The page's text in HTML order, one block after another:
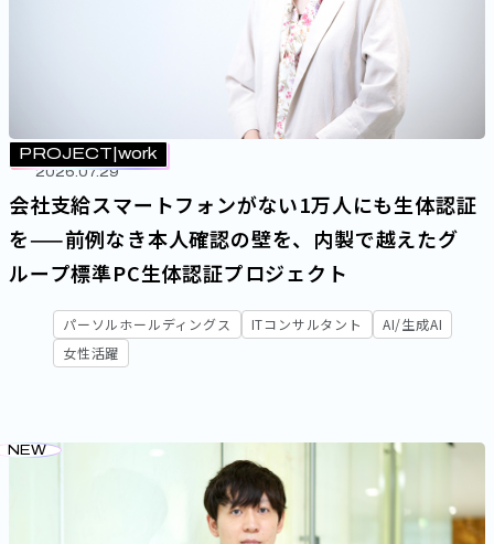
エンジニア
ストラテジスト
データエンジニア
キーワード
AI/生成AI 開発 セキュリティ 女性活躍
グローバル
組織・制度
PROJECT work
2026.07.29
会社支給スマートフォンがない1万人にも生体認証
を——前例なき本人確認の壁を、内製で越えたグ
ループ標準PC生体認証プロジェクト
パーソルホールディングス ITコンサルタント
AI/生成AI
女性活躍
NEW